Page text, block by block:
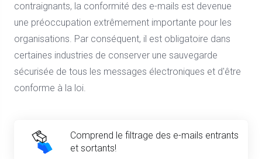
contraignants, la conformité des e-mails est devenue
une préoccupation extrêmement importante pour les
organisations. Par conséquent, il est obligatoire dans
certaines industries de conserver une sauvegarde
sécurisée de tous les messages électroniques et d'être
conforme à la loi.
Comprend le filtrage des e-mails entrants
et sortants!